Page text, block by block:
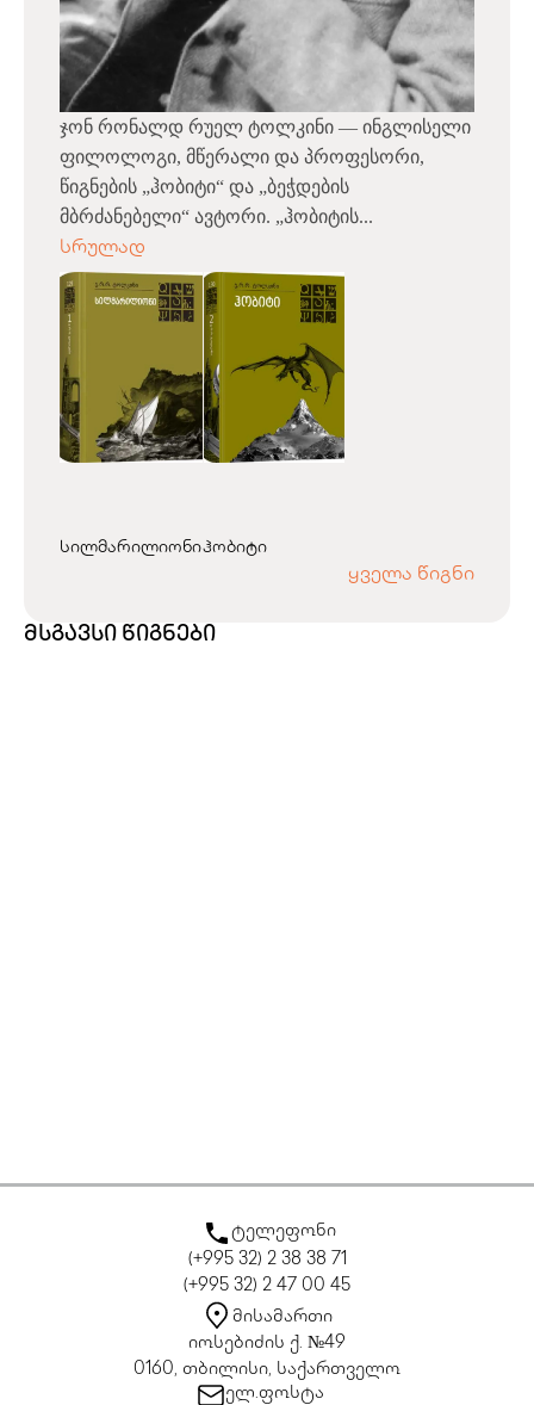
ჯონ რონალდ რუელ ტოლკინი — ინგლისელი
ფილოლოგი, მწერალი და პროფესორი,
წიგნების „ჰობიტი“ და „ბეჭდების
მბრძანებელი“ ავტორი. „ჰობიტის...
სრულად
სილმარილიონიჰობიტი
ყველა წიგნი
მსგავსი წიგნები
ტელეფონი
(+995 32) 2 38 38 71
(+995 32) 2 47 00 45
მისამართი
იოსებიძის ქ. №49
0160, თბილისი, საქართველო
ელ.ფოსტა